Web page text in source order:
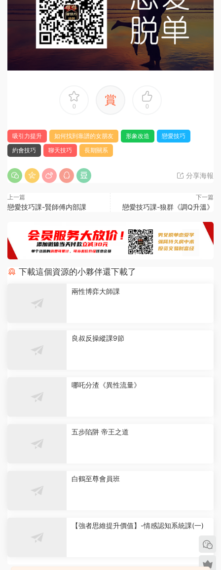
0 賞 0
吸引力提升 如何找到靠譜的女朋友 形象改造
戀愛技巧
約會技巧
聊天技巧 長期關系
分享海報
上一篇
戀愛技巧課-賢師傅内部課
下一篇
戀愛技巧課-狼群《調Q升溫》
下載這個資源的小夥伴還下載了
兩性博弈大師課
良叔反操縱課9節
哪吒分渣《異性流量》
五步陷阱 帝王之道
白鶴至尊會員班
【強者思維提升價值】-情感認知系統課(一)